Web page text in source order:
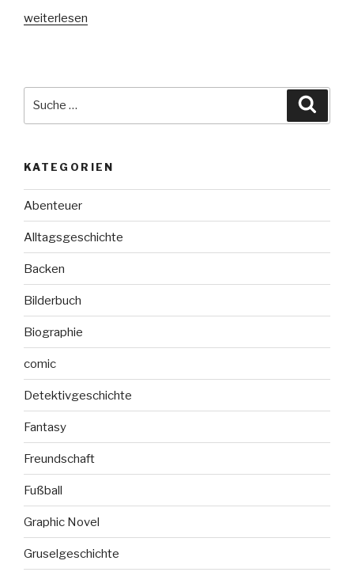
„Latino
weiterlesen
KATEGORIEN
Abenteuer
Alltagsgeschichte
Backen
Bilderbuch
Biographie
comic
Detektivgeschichte
Fantasy
Freundschaft
Fußball
Graphic Novel
Gruselgeschichte